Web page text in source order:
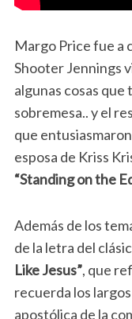
Margo Price fue a
Shooter Jennings
algunas cosas que
sobremesa.. y el
que
esposa de Kriss
“Standing on the
Además de los
de la letra del
Like Jesus”, que
recuerda los
apostólica de la